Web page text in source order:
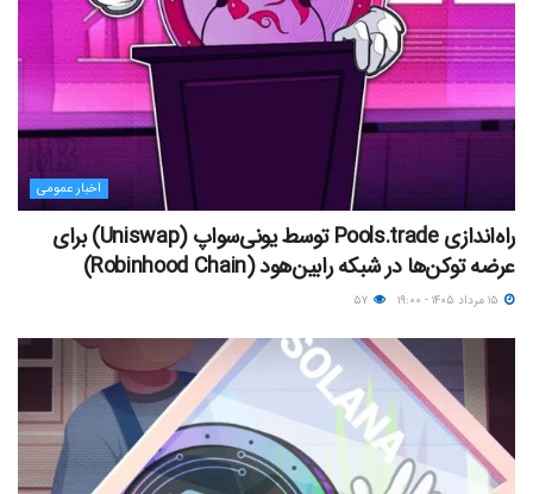
اخبار عمومی
راه‌اندازی Pools.trade توسط یونی‌سواپ (Uniswap) برای
عرضه توکن‌ها در شبکه رابین‌هود (Robinhood Chain)